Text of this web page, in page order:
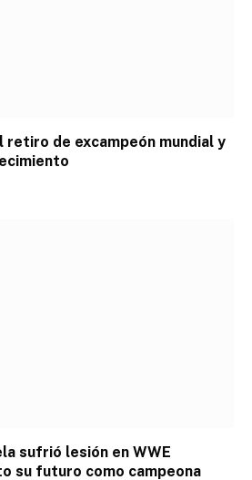
retiro de excampeón mundial y
sufrió lesión en WWE
su futuro como campeona